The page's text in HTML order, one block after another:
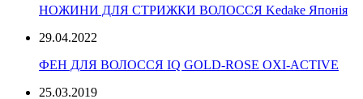
НОЖИНИ ДЛЯ СТРИЖКИ ВОЛОССЯ Kedake Японія
29.04.2022
ФЕН ДЛЯ ВОЛОССЯ IQ GOLD-ROSE OXI-ACTIVE
25.03.2019